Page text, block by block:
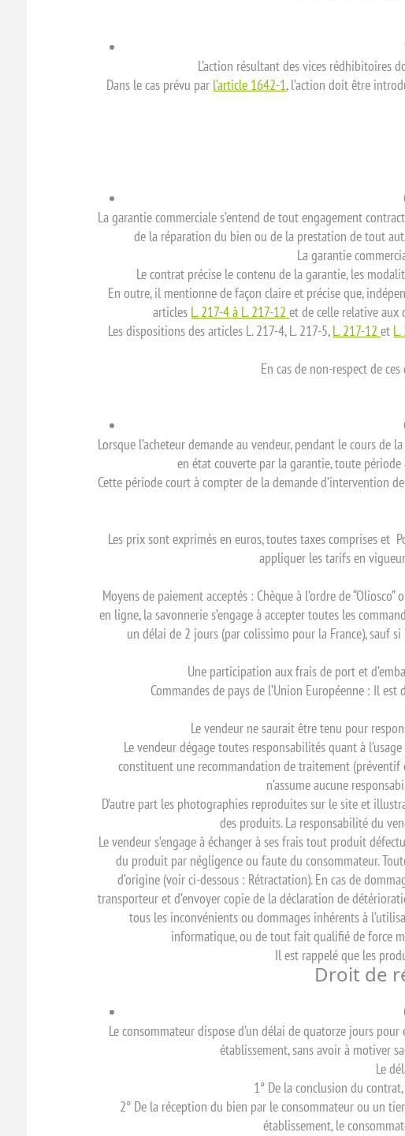
L’action résultant des vices rédhibitoires
Dans le cas prévu par l’article 1642-1, l’action doit être
La garantie commerciale s’entend de tout engagement
de la réparation du bien ou de la prestation de tout
La garantie
Le contrat précise le contenu de la garantie, les
En outre, il mentionne de façon claire et précise que,
articles L. 217-4 à L. 217-12et de celle relative aux
Les dispositions des articles L. 217-4, L. 217-5,L. 217-12et
En cas de non-respect de
Lorsque l’acheteur demande au vendeur, pendant le cours
en état couverte par la garantie, toute
Cette période court à compter de la demande d’intervention
Les prix sont exprimés en euros, toutes taxes comprises et
appliquer les tarifs en
Moyens de paiement acceptés : Chèque à l’ordre de
en ligne, la savonnerie s’engage à accepter toutes les
un délai de 2 jours (par colissimo pour la France), sauf
Une participation aux frais de port et
Commandes de pays de l’Union Européenne : Il
Le vendeur ne saurait être tenu pour
Le vendeur dégage toutes responsabilités quant à
constituent une recommandation de traitement
n’assume aucune
D’autre part les photographies reproduites sur le site et
des produits. La responsabilité du
Le vendeur s’engage à échanger à ses frais tout produit
du produit par négligence ou faute du consommateur.
d’origine (voir ci-dessous : Rétractation). En cas de
transporteur et d’envoyer copie de la déclaration de
tous les inconvénients ou dommages inhérents à
informatique, ou de tout fait qualifié de force
Il est rappelé que les
Droit de
Le consommateur dispose d’un délai de quatorze jours
établissement, sans avoir à motiver
Le
1° De la conclusion du
2° De la réception du bien par le consommateur ou un
établissement, le